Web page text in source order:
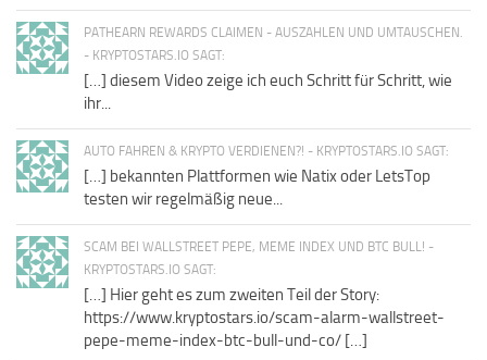
PATHEARN REWARDS CLAIMEN - AUSZAHLEN UND UMTAUSCHEN.
- KRYPTOSTARS.IO SAGT:
[…] diesem Video zeige ich euch Schritt für Schritt, wie
ihr...
AUTO FAHREN & KRYPTO VERDIENEN?! - KRYPTOSTARS.IO SAGT:
[…] bekannten Plattformen wie Natix oder LetsTop
testen wir regelmäßig neue...
SCAM BEI WALLSTREET PEPE, MEME INDEX UND BTC BULL! -
KRYPTOSTARS.IO SAGT:
[…] Hier geht es zum zweiten Teil der Story:
https://www.kryptostars.io/scam-alarm-wallstreet-
pepe-meme-index-btc-bull-und-co/ […]